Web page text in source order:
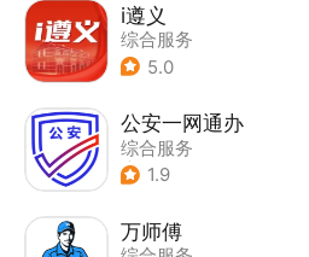
i遵义
综合服务
5.0
公安一网通办
综合服务
| 业务咨询办理
1.9
万师傅